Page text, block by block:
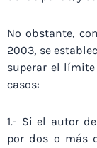
No obstante,
2003, se
superar el
casos:
1.- Si el autor
por dos o más